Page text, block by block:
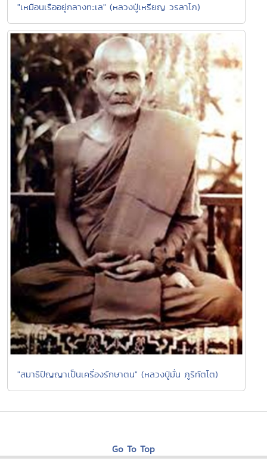
"เหมือนเรืออยู่กลางทะเล" (หลวงปู่เหรียญ วรลาโภ)
"สมาธิปัญญาเป็นเครื่องรักษาตน" (หลวงปู่มั่น ภูริทัตโต)
Go To Top